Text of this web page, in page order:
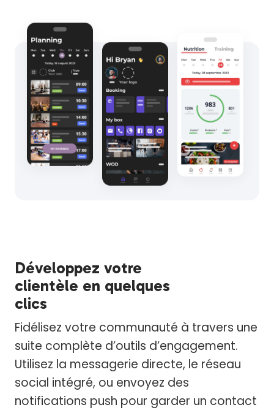
Développez votre
clientèle en quelques
clics
Fidélisez votre communauté à travers une
suite complète d’outils d’engagement.
Utilisez la messagerie directe, le réseau
social intégré, ou envoyez des
notifications push pour garder un contact